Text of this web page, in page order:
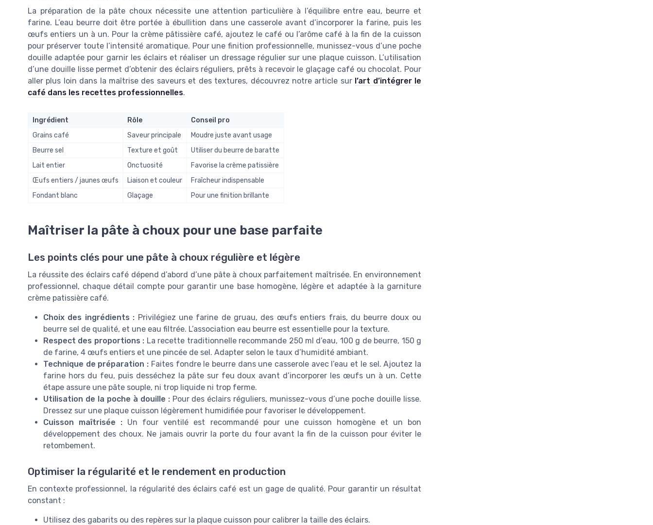
La préparation de la pâte choux nécessite une attention particulière à l’équilibre entre eau, beurre et
farine. L’eau beurre doit être portée à ébullition dans une casserole avant d’incorporer la farine, puis les
œufs entiers un à un. Pour la crème pâtissière café, ajoutez le café ou l’arôme café à la fin de la cuisson
pour préserver toute l’intensité aromatique. Pour une finition professionnelle, munissez-vous d’une poche
douille adaptée pour garnir les éclairs et réaliser un dressage régulier sur une plaque cuisson. L’utilisation
d’une douille lisse permet d’obtenir des éclairs réguliers, prêts à recevoir le glaçage café ou chocolat. Pour
aller plus loin dans la maîtrise des saveurs et des textures, découvrez notre article sur l’art d’intégrer le
café dans les recettes professionnelles.
Ingrédient Rôle
Conseil pro
Grains café
Saveur principale
Moudre juste avant usage
Beurre sel
Texture et goût
Utiliser du beurre de baratte
Lait entier
Onctuosité
Favorise la crème patissière
Œufs entiers / jaunes œufs
Liaison et couleur
Fraîcheur indispensable
Fondant blanc
Glaçage Pour une finition brillante
Maîtriser la pâte à choux pour une base parfaite
Les points clés pour une pâte à choux régulière et légère
La réussite des éclairs café dépend d’abord d’une pâte à choux parfaitement maîtrisée. En environnement
professionnel, chaque détail compte pour garantir une base homogène, légère et adaptée à la garniture
crème patissière café.
Choix des ingrédients : Privilégiez une farine de gruau, des œufs entiers frais, du beurre doux ou
beurre sel de qualité, et une eau filtrée. L’association eau beurre est essentielle pour la texture.
Respect des proportions : La recette traditionnelle recommande 250 ml d’eau, 100 g de beurre, 150 g
de farine, 4 œufs entiers et une pincée de sel. Adapter selon le taux d’humidité ambiant.
Technique de préparation : Faites fondre le beurre dans une casserole avec l’eau et le sel. Ajoutez la
farine hors du feu, puis desséchez la pâte sur feu doux avant d’incorporer les œufs un à un. Cette
étape assure une pâte souple, ni trop liquide ni trop ferme.
Utilisation de la poche à douille :Pour des éclairs réguliers, munissez-vous d’une poche douille lisse.
Dressez sur une plaque cuisson légèrement humidifiée pour favoriser le développement.
Cuisson maîtrisée : Un four ventilé est recommandé pour une cuisson homogène et un bon
développement des choux. Ne jamais ouvrir la porte du four avant la fin de la cuisson pour éviter le
retombement.
Optimiser la régularité et le rendement en production
En contexte professionnel, la régularité des éclairs café est un gage de qualité. Pour garantir un résultat
constant :
Utilisez des gabarits ou des repères sur la plaque cuisson pour calibrer la taille des éclairs.